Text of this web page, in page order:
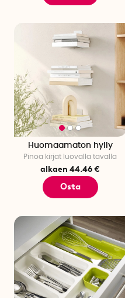
Huomaamaton hylly
Pinoa kirjat luovalla tavalla
alkaen 44.46 €
Osta